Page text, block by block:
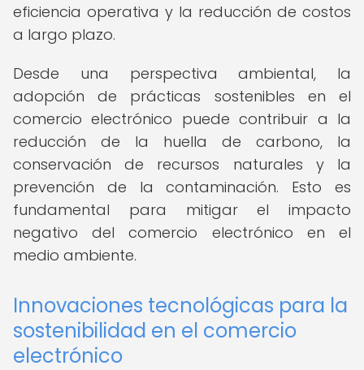
eficiencia operativa y la reducción de costos
a largo plazo.
Desde una perspectiva ambiental, la
adopción de prácticas sostenibles en el
comercio electrónico puede contribuir a la
reducción de la huella de carbono, la
conservación de recursos naturales y la
prevención de la contaminación. Esto es
fundamental para mitigar el impacto
negativo del comercio electrónico en el
medio ambiente.
Innovaciones tecnológicas para la
sostenibilidad en el comercio
electrónico